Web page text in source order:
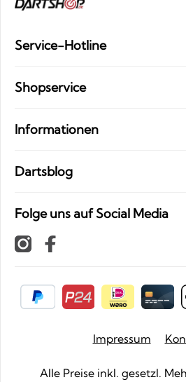
Service-Hotline
Shopservice
Informationen
Dartsblog
Folge uns auf Social Media
Impressum
Alle Preise inkl. gesetzl.